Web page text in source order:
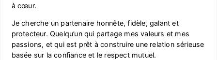
à cœur.
Je cherche un partenaire honnête, fidèle, galant et
protecteur. Quelqu’un qui partage mes valeurs et mes
passions, et qui est prêt à construire une relation sérieuse
basée sur la confiance et le respect mutuel.